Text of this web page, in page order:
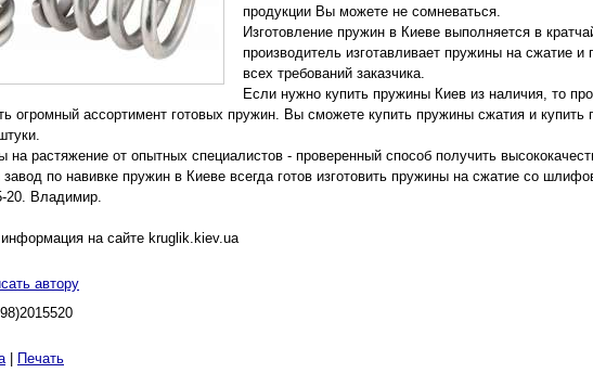
продукции Вы можете не сомневаться.
Изготовление пружин в Киеве выполняется в
производитель изготавливает пружины на сжатие
всех требований заказчика.
Если нужно купить пружины Киев из наличия, то
огромный ассортимент готовых пружин. Вы сможете купить пружины сжатия и купить
на растяжение от опытных специалистов - проверенный способ получить
завод по навивке пружин в Киеве всегда готов изготовить пружины на сжатие со
20. Владимир.
на сайте kruglik.kiev.ua
автору
| Печать